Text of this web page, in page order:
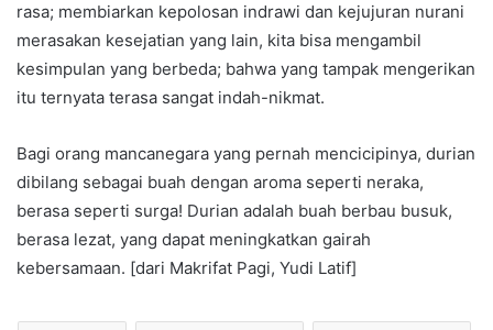
rasa; membiarkan kepolosan indrawi dan kejujuran nurani
merasakan kesejatian yang lain, kita bisa mengambil
kesimpulan yang berbeda; bahwa yang tampak mengerikan
itu ternyata terasa sangat indah-nikmat.
Bagi orang mancanegara yang pernah mencicipinya, durian
dibilang sebagai buah dengan aroma seperti neraka,
berasa seperti surga! Durian adalah buah berbau busuk,
berasa lezat, yang dapat meningkatkan gairah
kebersamaan. [dari Makrifat Pagi, Yudi Latif]